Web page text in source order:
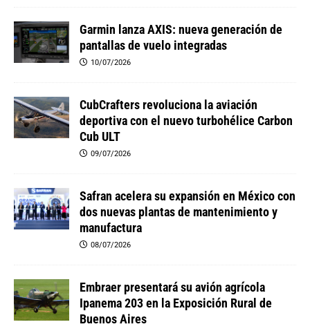
Garmin lanza AXIS: nueva generación de
pantallas de vuelo integradas
10/07/2026
CubCrafters revoluciona la aviación
deportiva con el nuevo turbohélice Carbon
Cub ULT
09/07/2026
Safran acelera su expansión en México con
dos nuevas plantas de mantenimiento y
manufactura
08/07/2026
Embraer presentará su avión agrícola
Ipanema 203 en la Exposición Rural de
Buenos Aires